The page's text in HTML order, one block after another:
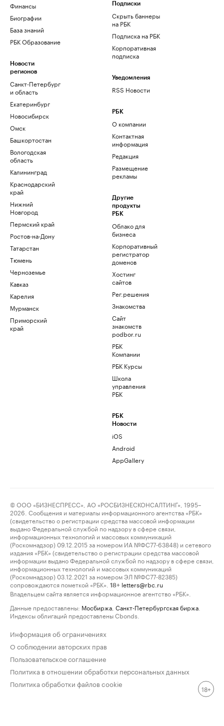
Финансы
Биографии
База знаний
РБК Образование
Новости
регионов
Санкт-Петербург
и область
Екатеринбург
Новосибирск
Омск
Башкортостан
Вологодская
область
Калининград
Краснодарский
край
Нижний
Новгород
Пермский край
Ростов-на-Дону
Татарстан
Тюмень
Черноземье
Кавказ
Карелия
Мурманск
Приморский
край
Подписки
Скрыть баннеры
на РБК
Подписка на РБК
Корпоративная
подписка
Уведомления
RSS Новости
РБК
О компании
Контактная
информация
Редакция
Размещение
рекламы
Другие
продукты
РБК
Облако для
бизнеса
Корпоративный
регистратор
доменов
Хостинг
сайтов
Рег.решения
Знакомства
Сайт
знакомств
podbor.ru
РБК
Компании
РБК Курсы
Школа
управления
РБК
РБК
Новости
iOS
Android
AppGallery
© ООО «БИЗНЕСПРЕСС», АО «РОСБИЗНЕСКОНСАЛТИНГ», 1995–
2026. Сообщения и материалы информационного агентства «РБК»
(свидетельство о регистрации средства массовой информации
выдано Федеральной службой по надзору в сфере связи,
информационных технологий и массовых коммуникаций
(Роскомнадзор) 09.12.2015 за номером ИА №ФС77-63848) и сетевого
издания «РБК» (свидетельство о регистрации средства массовой
информации выдано Федеральной службой по надзору в сфере связи,
информационных технологий и массовых коммуникаций
(Роскомнадзор) 03.12.2021 за номером ЭЛ №ФС77-82385)
сопровождаются пометкой «РБК».
18+ letters@rbc.ru
Владельцем сайта является информационное агентство «РБК».
Данные предоставлены: Мосбиржа Санкт-Петербургская биржа
Индексы облигаций предоставлены Cbonds.
Информация об ограничениях
О соблюдении авторских прав
Пользовательское соглашение
Политика в отношении обработки персональных данных
Политика обработки файлов cookie
18+